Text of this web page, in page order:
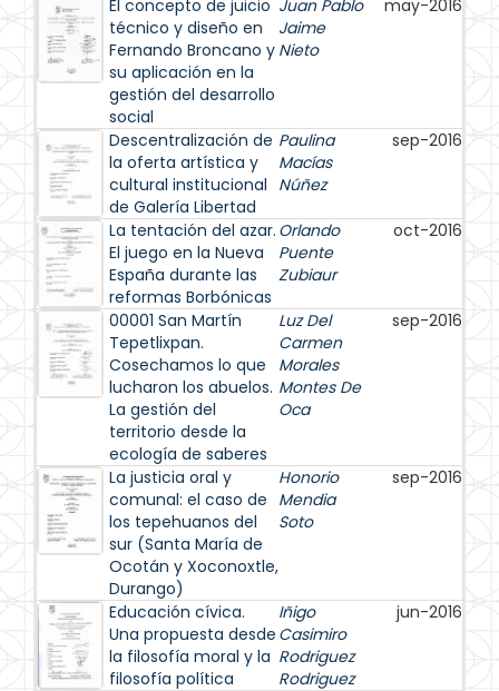
El concepto de juicio
técnico y diseño en
Fernando Broncano y
su aplicación en la
gestión del desarrollo
social
Juan Pablo
Jaime
Nieto
may-2016
Descentralización de
la oferta artística y
cultural institucional
de Galería Libertad
Paulina
Macías
Núñez
sep-2016
La tentación del azar.
El juego en la Nueva
España durante las
reformas Borbónicas
Orlando
Puente
Zubiaur
oct-2016
00001 San Martín
Tepetlixpan.
Cosechamos lo que
lucharon los abuelos.
La gestión del
territorio desde la
ecología de saberes
Luz Del
Carmen
Morales
Montes De
Oca
sep-2016
La justicia oral y
comunal: el caso de
los tepehuanos del
sur (Santa María de
Ocotán y Xoconoxtle,
Durango)
Honorio
Mendia
Soto
sep-2016
Educación cívica.
Una propuesta desde
la filosofía moral y la
filosofía política
Iñigo
Casimiro
Rodriguez
Rodriguez
jun-2016